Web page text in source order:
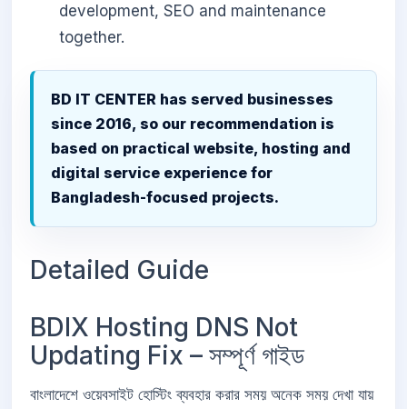
development, SEO and maintenance
together.
BD IT CENTER has served businesses
since 2016, so our recommendation is
based on practical website, hosting and
digital service experience for
Bangladesh-focused projects.
Detailed Guide
BDIX Hosting DNS Not
Updating Fix – সম্পূর্ণ গাইড
বাংলাদেশে ওয়েবসাইট হোস্টিং ব্যবহার করার সময় অনেক সময় দেখা যায়